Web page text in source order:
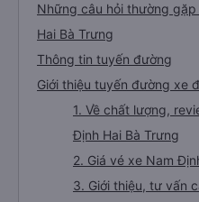
Những câu hỏi thường
Hai Bà Trưng
Thông tin tuyến đường
Giới thiệu tuyến đường xe
1. Về chất lượng,
Định Hai Bà Trưng
2. Giá vé xe Nam
3. Giới thiệu, tư vấn